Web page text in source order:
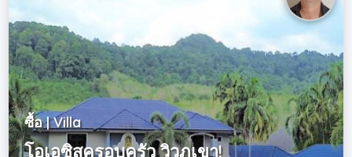
ซื้อ | Villa
โอเอซิสครอบครัว วิวภูเขา!